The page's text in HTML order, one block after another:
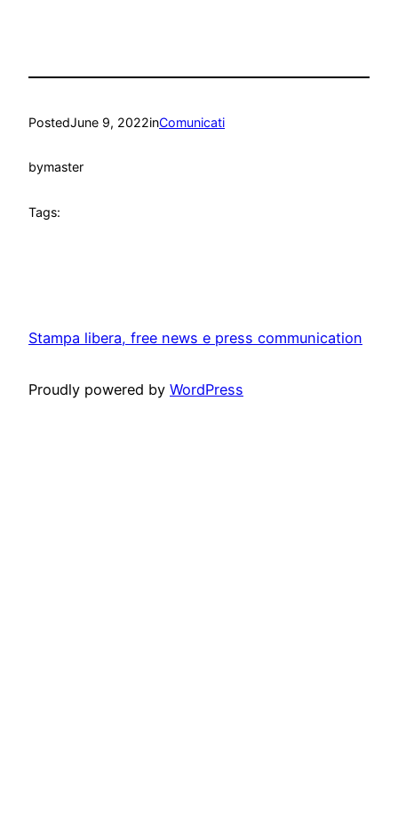
PostedJune 9, 2022inComunicati
bymaster
Tags:
Stampa libera, free news e press communication
Proudly powered by WordPress